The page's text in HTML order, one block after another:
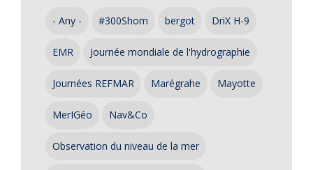
- Any - #300Shom bergot DriX H-9
EMR Journée mondiale de l'hydrographie
Journées REFMAR Marégrahe Mayotte
MerIGéo Nav&Co
Observation du niveau de la mer